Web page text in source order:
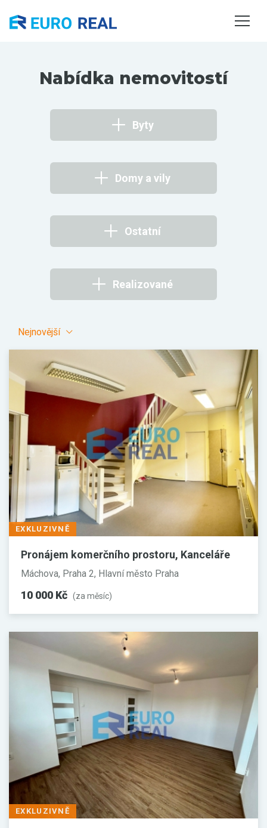
SLUŽBY
KONTAKTYNabídka nemovitostí
Byty
Domy a vily
Ostatní
Realizované
Nejnovější
EXKLUZIVNĚ
Pronájem komerčního prostoru, Kanceláře
Máchova, Praha 2, Hlavní město Praha
10 000 Kč (za měsíc)
EXKLUZIVNĚ